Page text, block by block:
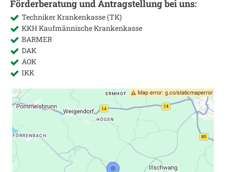
Förderberatung und Antragstellung bei uns:
Techniker Krankenkasse (TK)
KKH Kaufmännische Krankenkasse
BARMER
DAK
AOK
IKK